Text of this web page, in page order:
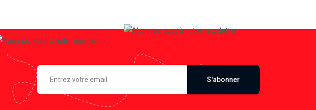
S'abonner